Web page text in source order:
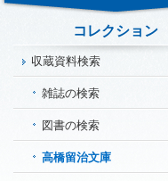
コレクション
収蔵資料検索
雑誌の検索
図書の検索
高橋留治文庫